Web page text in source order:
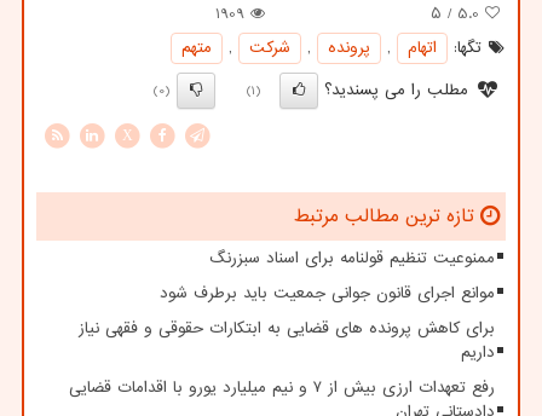
5.0 / ۵
1909
تگها:
اتهام , پرونده , شركت ,
متهم
مطلب را می پسندید؟
(1)
(0)
X
تازه ترین مطالب مرتبط
ممنوعیت تنظیم قولنامه برای اسناد سبزرنگ
موانع اجرای قانون جوانی جمعیت باید برطرف شود
برای کاهش پرونده های قضایی به ابتکارات حقوقی و فقهی نیاز
داریم
رفع تعهدات ارزی بیش از ۷ و نیم میلیارد یورو با اقدامات قضایی